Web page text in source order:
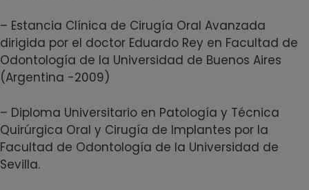
– Estancia Clínica de Cirugía Oral Avanzada
dirigida por el doctor Eduardo Rey en Facultad de
Odontología de la Universidad de Buenos Aires
(Argentina -2009)
– Diploma Universitario en Patología y Técnica
Quirúrgica Oral y Cirugía de Implantes por la
Facultad de Odontología de la Universidad de
Sevilla.